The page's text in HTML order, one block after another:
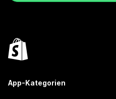
App-Kategorien